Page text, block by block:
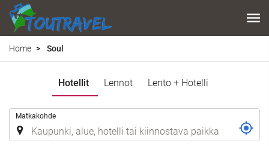
Home Soul
Hotellit Lennot Lento + Hotelli
Matkakohde